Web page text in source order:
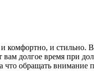
и стильно.
долгое время при
что обращать внимание